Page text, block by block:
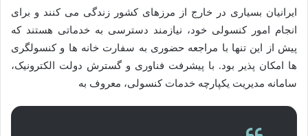
ایرانیان بسیاری در خارج از مرزهای کشور زندگی می کنند و برای
انجام امور کنسولی خود، نیازمند دسترسی به خدماتی هستند که
پیش از این تنها با مراجعه حضوری به سفارت خانه ها و کنسولگری
ها امکان پذیر بود. با پیشرفت فناوری و گسترش دولت الکترونیک،
سامانه مدیریت یکپارچه خدمات کنسولی، معروف به